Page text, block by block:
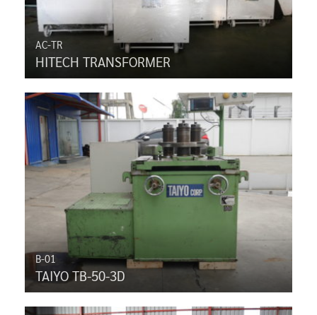
AC-TR
HITECH TRANSFORMER
B-01
TAIYO TB-50-3D